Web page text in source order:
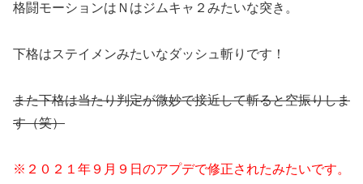
格闘モーションはＮはジムキャ２みたいな突き。
下格はステイメンみたいなダッシュ斬りです！
また下格は当たり判定が微妙で接近して斬ると空振りしま
す（笑）
※２０２１年９月９日のアプデで修正されたみたいです。